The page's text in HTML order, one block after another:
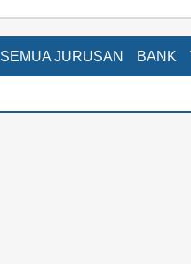
SEMUA JURUSAN BANK